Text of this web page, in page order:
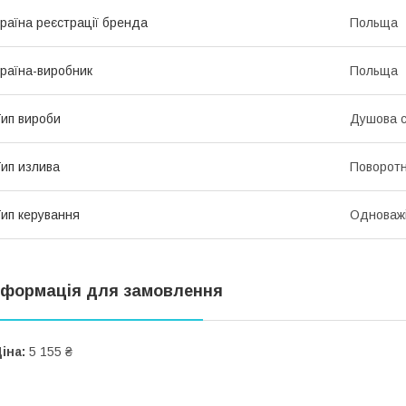
реєстрації бренда Польща
виробник Польща
вироби Душова
излива
керування
для замовлення
5 155 ₴